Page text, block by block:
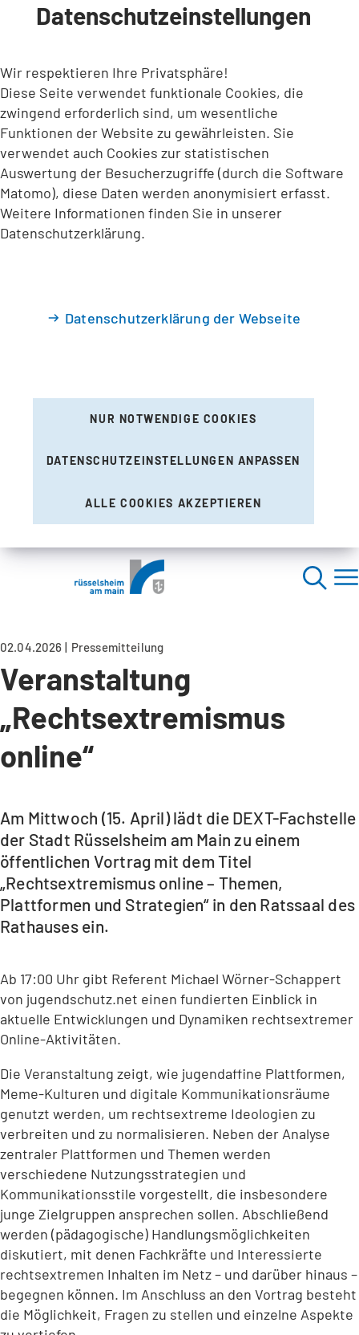
INHALT ANSPRINGEN
Datenschutzeinstellungen
Wir respektieren Ihre Privatsphäre!
Diese Seite verwendet funktionale Cookies, die
zwingend erforderlich sind, um wesentliche
Funktionen der Website zu gewährleisten. Sie
verwendet auch Cookies zur statistischen
Auswertung der Besucherzugriffe (durch die Software
Matomo), diese Daten werden anonymisiert erfasst.
Weitere Informationen finden Sie in unserer
Datenschutzerklärung.
Datenschutzerklärung der Webseite
NUR NOTWENDIGE COOKIES
DATENSCHUTZEINSTELLUNGEN ANPASSEN
ALLE COOKIES AKZEPTIEREN
02.04.2026 Pressemitteilung
Veranstaltung
„Rechtsextremismus
online“
Am Mittwoch (15. April) lädt die DEXT-Fachstelle
der Stadt Rüsselsheim am Main zu einem
öffentlichen Vortrag mit dem Titel
„Rechtsextremismus online – Themen,
Plattformen und Strategien“ in den Ratssaal des
Rathauses ein.
Ab 17:00 Uhr gibt Referent Michael Wörner-Schappert
von jugendschutz.net einen fundierten Einblick in
aktuelle Entwicklungen und Dynamiken rechtsextremer
Online-Aktivitäten.
Die Veranstaltung zeigt, wie jugendaffine Plattformen,
Meme-Kulturen und digitale Kommunikationsräume
genutzt werden, um rechtsextreme Ideologien zu
verbreiten und zu normalisieren. Neben der Analyse
zentraler Plattformen und Themen werden
verschiedene Nutzungsstrategien und
Kommunikationsstile vorgestellt, die insbesondere
junge Zielgruppen ansprechen sollen. Abschließend
werden (pädagogische) Handlungsmöglichkeiten
diskutiert, mit denen Fachkräfte und Interessierte
rechtsextremen Inhalten im Netz – und darüber hinaus –
begegnen können. Im Anschluss an den Vortrag besteht
die Möglichkeit, Fragen zu stellen und einzelne Aspekte